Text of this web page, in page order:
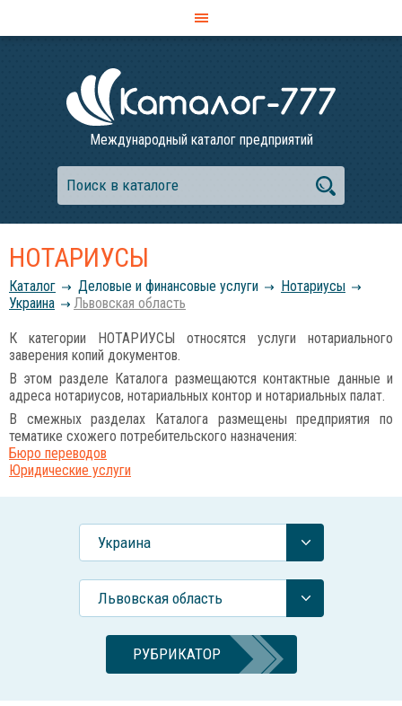
Международный каталог предприятий
НОТАРИУСЫ
Каталог Деловые и финансовые услуги
Нотариусы
Украина
Львовская область
К категории НОТАРИУСЫ относятся услуги нотариального
заверения копий документов.
В этом разделе Каталога размещаются контактные данные и
адреса нотариусов, нотариальных контор и нотариальных палат.
В смежных разделах Каталога размещены предприятия по
тематике схожего потребительского назначения:
Бюро переводов
Юридические услуги
Украина
Львовская область
РУБРИКАТОР